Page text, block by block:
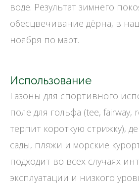
воде. Результат зимнего
обесцвечивание дёрна, в
ноября по март.
Использование
Газоны для спортивного
поле для гольфа (tee, fairway,
терпит короткую стрижку),
сады, пляжи и морские
подходит во всех случаях
эксплуатации и низкого